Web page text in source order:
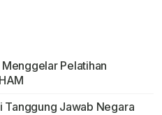
Pelatihan
Tanggung Jawab Negara